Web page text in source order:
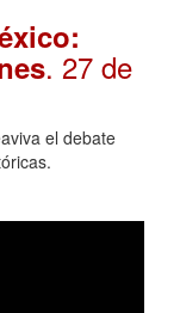
. 27 de
el debate